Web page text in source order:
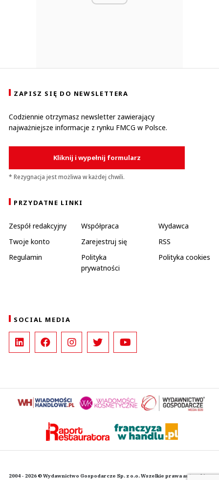
ZAPISZ SIĘ DO NEWSLETTERA
Codziennie otrzymasz newsletter zawierający
najważniejsze informacje z rynku FMCG w Polsce.
Kliknij i wypełnij formularz
* Rezygnacja jest możliwa w każdej chwili.
PRZYDATNE LINKI
Zespół redakcyjny Współpraca
Wydawca
Twoje konto
Zarejestruj się
RSS
Regulamin
Polityka
prywatności
Polityka cookies
SOCIAL MEDIA
2004 - 2026 © Wydawnictwo Gospodarcze Sp. z o.o. Wszelkie prawa autorskie